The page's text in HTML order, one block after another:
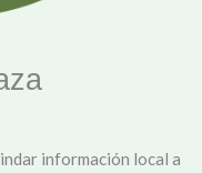
información local a